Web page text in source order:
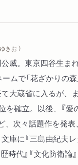
きお ）
公威。東京四谷生ま
ームで「花ざかりの
大蔵省に入るが、
確立。以後、『愛の
ど、次々話題作を発
庫に『三島由紀夫レ
時代』『文化防衛論